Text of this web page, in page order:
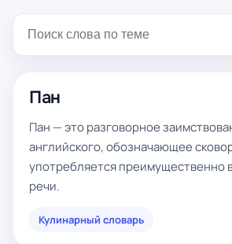
Пан
Пан — это разговорное
английского, обозначающее
употребляется преимущественно
речи.
Кулинарный словарь